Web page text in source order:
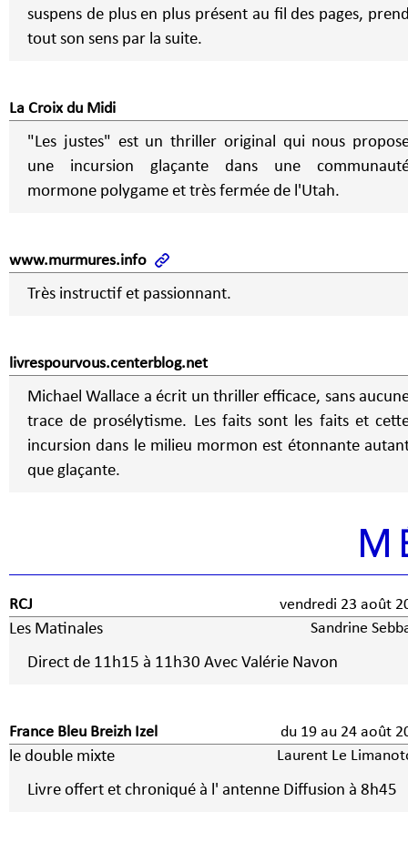
suspens de plus en plus présent au fil des pages,
tout son sens par la suite.
La Croix du Midi
"Les justes" est un thriller original qui nous
une incursion glaçante dans une
mormone polygame et très fermée de l'Utah.
www.murmures.info
Très instructif et passionnant.
livrespourvous.centerblog.net
Michael Wallace a écrit un thriller efficace, sans
trace de prosélytisme. Les faits sont les faits et
incursion dans le milieu mormon est étonnante
que glaçante.
RCJ vendredi 23 août
Les Matinales Sandrine
Direct de 11h15 à 11h30 Avec Valérie Navon
France Bleu Breizh Izel du 19 au 24 août
le double mixte Laurent Le
Livre offert et chroniqué à l' antenne Diffusion à 8h45